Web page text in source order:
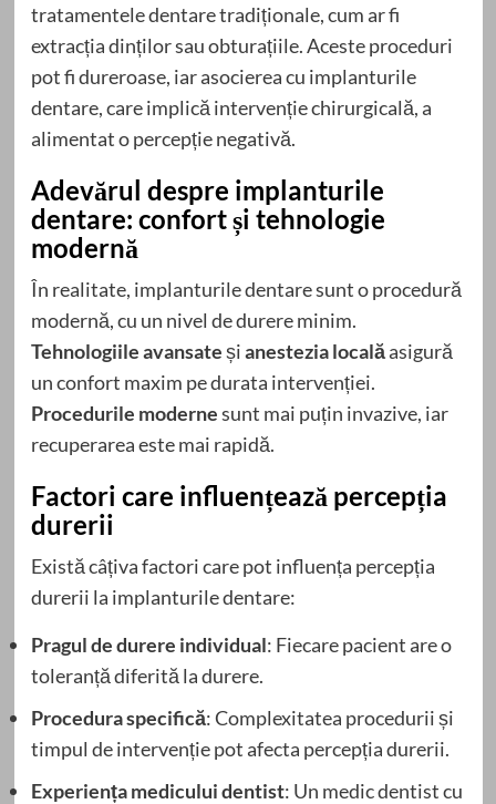
tratamentele dentare tradiționale, cum ar fi
extracția dinților sau obturațiile. Aceste proceduri
pot fi dureroase, iar asocierea cu implanturile
dentare, care implică intervenție chirurgicală, a
alimentat o percepție negativă.
Adevărul despre implanturile
dentare: confort și tehnologie
modernă
În realitate, implanturile dentare sunt o procedură
modernă, cu un nivel de durere minim.
Tehnologiile avansateșianestezia localăasigură
un confort maxim pe durata intervenției.
Procedurile modernesunt mai puțin invazive, iar
recuperarea este mai rapidă.
Factori care influențează percepția
durerii
Există câțiva factori care pot influența percepția
durerii la implanturile dentare:
Pragul de durere individual: Fiecare pacient are o
toleranță diferită la durere.
Procedura specifică: Complexitatea procedurii și
timpul de intervenție pot afecta percepția durerii.
Experiența medicului dentist: Un medic dentist cu